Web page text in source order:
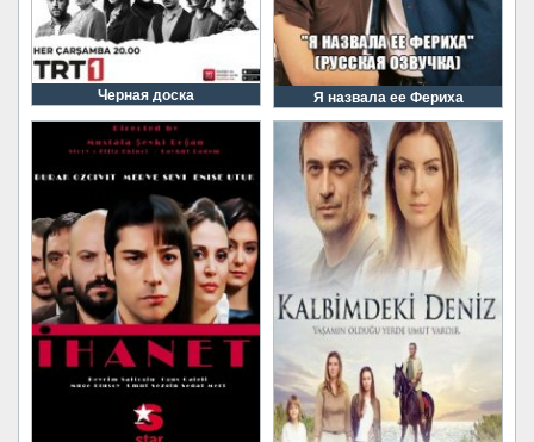
Черная доска Я назвала ее Фериха